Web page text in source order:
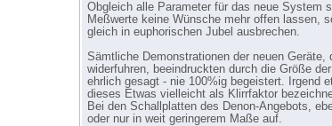
Obgleich alle Parameter für das neue System
Meßwerte keine Wünsche mehr offen lassen,
gleich in euphorischen Jubel ausbrechen.
Sämtliche Demonstrationen der neuen Geräte,
widerfuhren, beeindruckten durch die Größe
ehrlich gesagt - nie 100%ig begeistert. Irgend
dieses Etwas vielleicht als Klirrfaktor
Bei den Schallplatten des Denon-Angebots,
oder nur in weit geringerem Maße auf.